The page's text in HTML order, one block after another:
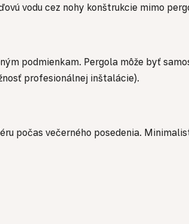
vodu cez nohy konštrukcie mimo
podmienkam. Pergola môže byť
profesionálnej inštalácie).
počas večerného posedenia.